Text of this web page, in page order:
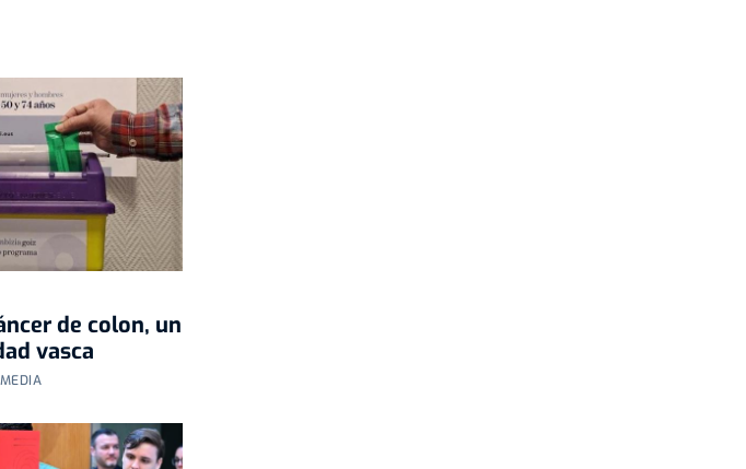
de colon, un
vasca